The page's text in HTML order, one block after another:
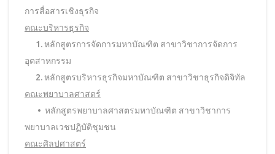
การสื่อสารเชิงธุรกิจ
คณะบริหารธุรกิจ
1. หลักสูตรการจัดการมหาบัณฑิต สาขาวิชาการจัดการ
อุตสาหกรรม
2. หลักสูตรบริหารธุรกิจมหาบัณฑิต สาขาวิชาธุรกิจดิจิทัล
คณะพยาบาลศาสตร์
• หลักสูตรพยาบาลศาสตรมหาบัณฑิต สาขาวิชาการ
พยาบาลเวชปฏิบัติชุมชน
คณะศิลปศาสตร์